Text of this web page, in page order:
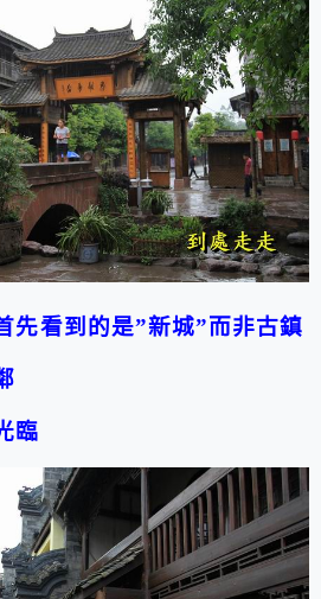
先看到的是”新城”而非古鎮
臨